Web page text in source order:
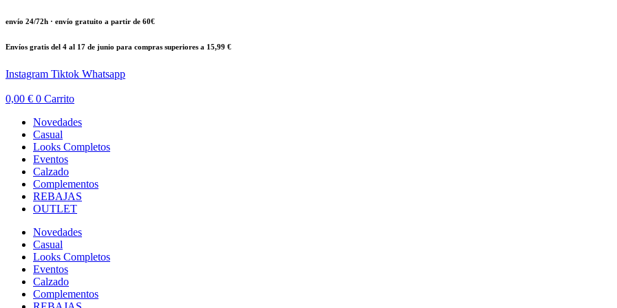
Ir
contenido
envío 24/72h · envío gratuito a partir de 60€
Envíos gratis del 4 al 17 de junio para compras superiores a 15,99 €
Instagram Tiktok Whatsapp
0,00 € 0 Carrito
Novedades
Casual
Looks Completos
Eventos
Calzado
Complementos
REBAJAS
OUTLET
Novedades
Casual
Looks Completos
Eventos
Calzado
Complementos